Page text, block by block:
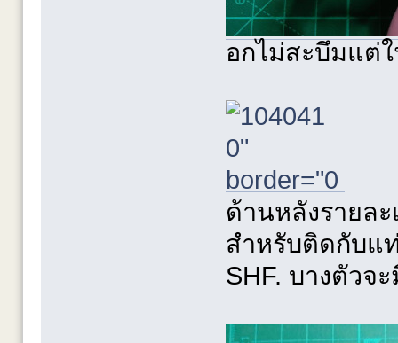
อกไม่สะบึมแต่ใ
ด้านหลังรายล
สำหรับติดกับแ
SHF. บางตัวจ